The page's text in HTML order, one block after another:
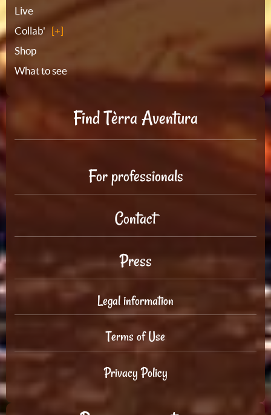
Live
Collab'
Shop
What to see
Find Tèrra Aventura
For professionals
Contact
Press
Legal information
Terms of Use
Privacy Policy